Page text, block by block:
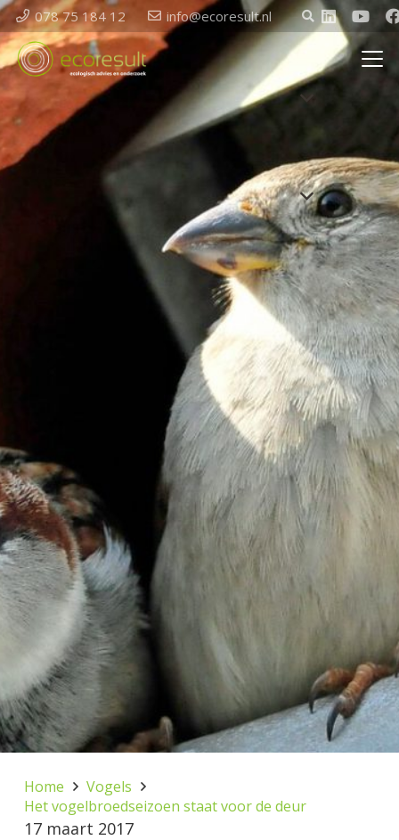
078 75 184 12 info@ecoresult.nl
Home
Vogels
Het vogelbroedseizoen staat voor de deur
17 maart 2017